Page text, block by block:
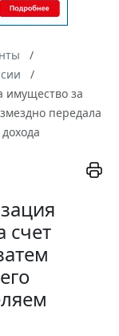
имущество за
передала
счет